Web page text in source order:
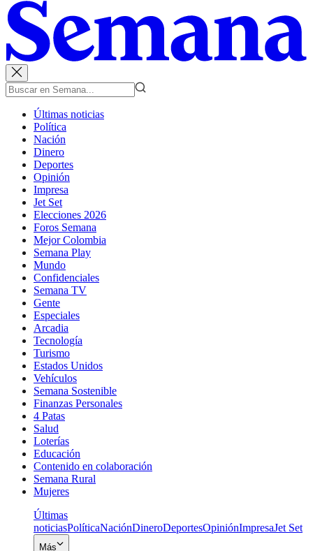
Últimas noticias
Política
Nación
Dinero
Deportes
Opinión
Impresa
Jet Set
Elecciones 2026
Foros Semana
Mejor Colombia
Semana Play
Mundo
Confidenciales
Semana TV
Gente
Especiales
Arcadia
Tecnología
Turismo
Estados Unidos
Vehículos
Semana Sostenible
Finanzas Personales
4 Patas
Salud
Loterías
Educación
Contenido en colaboración
Semana Rural
Mujeres
Últimas
noticiasPolíticaNaciónDineroDeportesOpiniónImpresaJet Set
Más